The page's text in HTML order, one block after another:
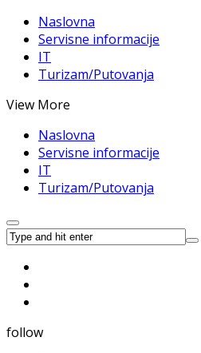
Naslovna
Servisne informacije
IT
Turizam/Putovanja
View More
Naslovna
Servisne informacije
IT
Turizam/Putovanja
follow